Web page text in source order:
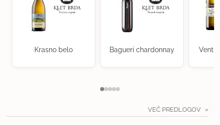
Krasno belo Bagueri chardonnay
VEČ PREDLOGOV